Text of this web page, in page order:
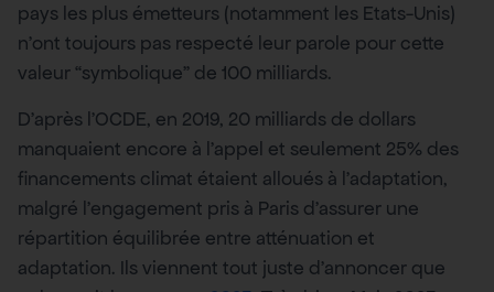
pays les plus émetteurs (notamment les Etats-Unis)
n’ont toujours pas respecté leur parole pour cette
valeur “symbolique” de 100 milliards.
D’après l’OCDE, en 2019, 20 milliards de dollars
manquaient encore à l’appel et seulement 25% des
financements climat étaient alloués à l’adaptation,
malgré l’engagement pris à Paris d’assurer une
répartition équilibrée entre atténuation et
adaptation. Ils viennent tout juste d’annoncer que